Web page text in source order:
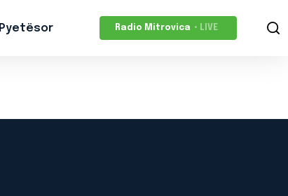
Pyetësor Radio Mitrovica • LIVE